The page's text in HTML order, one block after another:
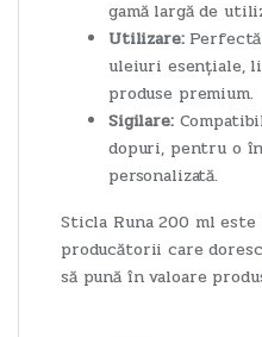
gamă largă de
Utilizare:
uleiuri esențiale,
produse premium.
Sigilare:
dopuri, pentru o
personalizată.
Sticla Runa 200 ml
producătorii care
să pună în valoare